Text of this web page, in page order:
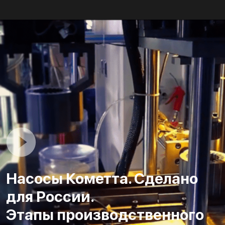
Насосы Кометта. Сделано
для России.
Этапы производственного